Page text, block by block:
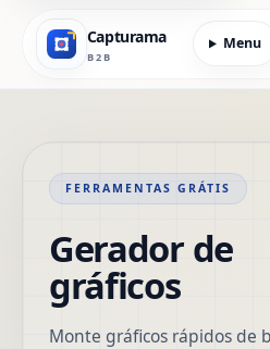
Capturama
B2B
Menu
FERRAMENTAS GRÁTIS
Gerador de
gráficos
Monte gráficos rápidos de